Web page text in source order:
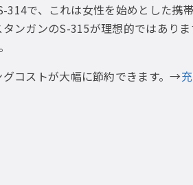
で、これは女性を始めとした携
ンガンのS-315が理想的ではあり
グコストが大幅に節約できます。→